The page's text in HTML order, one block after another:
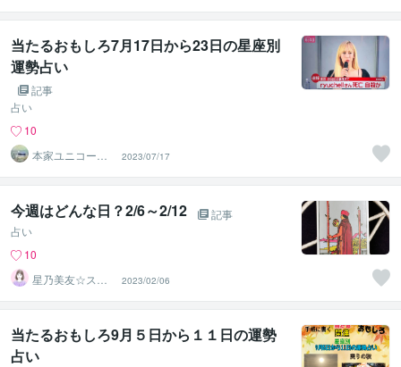
師）
当たるおもしろ7月17日から23日の星座別
運勢占い
記事
占い
10
本家ユニコーン
の使者桜10周年
ありがとう
2023/07/17
今週はどんな日？2/6～2/12
記事
占い
10
星乃美友☆スタ
ーシード
2023/02/06
当たるおもしろ9月５日から１１日の運勢
占い